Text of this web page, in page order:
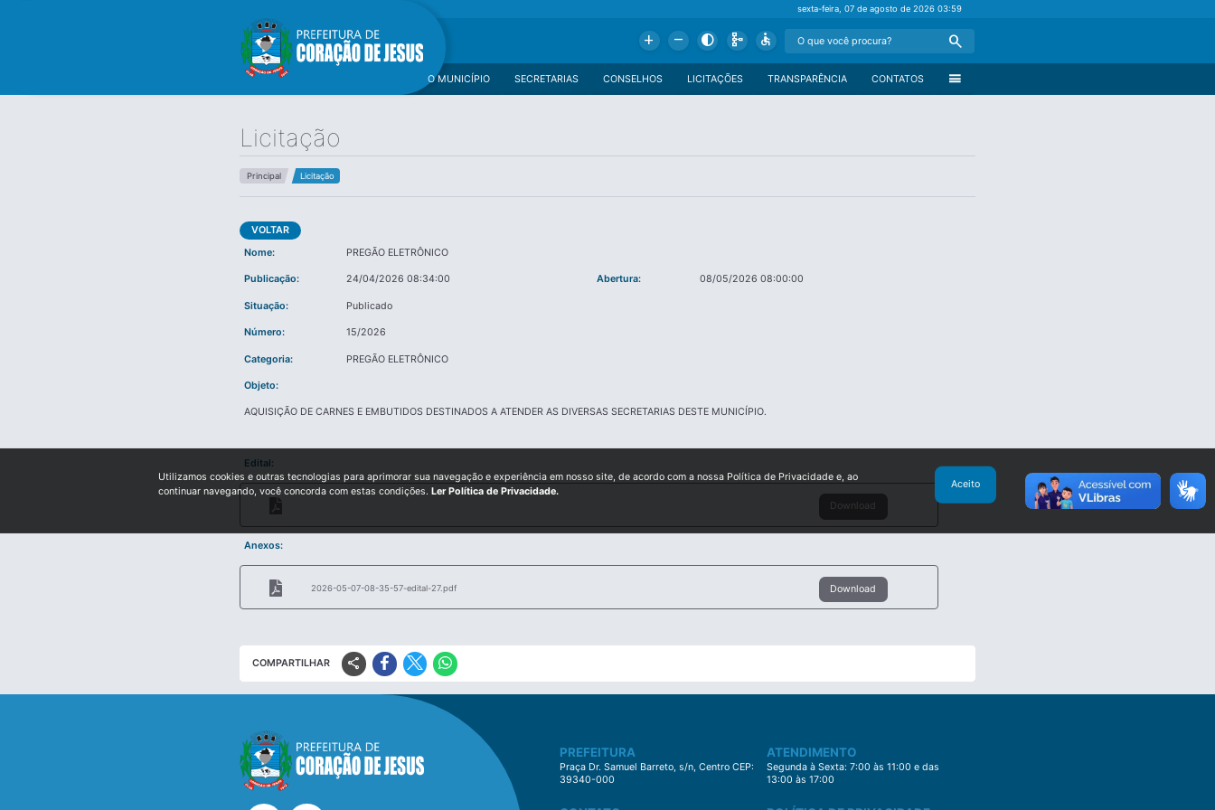
sexta-feira, 07 de agosto de 202603:59
Add Remove Contrast Schema Accessible Search
menu
CONTATOS
TRANSPARÊNCIA
LICITAÇÕES
CONSELHOS
SECRETARIAS
O MUNICÍPIO
Licitação
Principal Licitação
VOLTAR
Nome:
PREGÃO ELETRÔNICO
Publicação: 24/04/2026 08:34:00 Abertura: 08/05/2026 08:00:00
Situação: Publicado
Número: 15/2026
Categoria: PREGÃO ELETRÔNICO
Objeto:
AQUISIÇÃO DE CARNES E EMBUTIDOS DESTINADOS A ATENDER AS DIVERSAS SECRETARIAS DESTE MUNICÍPIO.
Edital:
Download
Anexos:
2026-05-07-08-35-57-edital-27.pdf Download
COMPARTILHAR share
PREFEITURA
Praça Dr. Samuel Barreto, s/n, Centro CEP:
39340-000
ATENDIMENTO
Segunda à Sexta: 7:00 às 11:00 e das
13:00 às 17:00
Utilizamos cookies e outras tecnologias para aprimorar sua navegação e experiência em nosso site, de acordo com a nossa Política de Privacidade e, ao
continuar navegando, você concorda com estas condições. Ler Política de Privacidade.
Aceito